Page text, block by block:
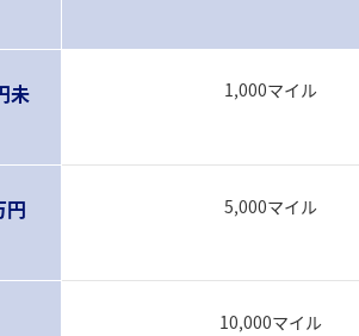
未
1,000マイル
円
5,000マイル
10,000マイル